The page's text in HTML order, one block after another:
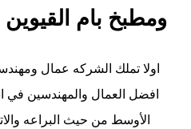
ومطبخ بام القيوين
اولا تملك الشركه عمال
افضل العمال والمهندسين في
الأوسط من حيث البراعه